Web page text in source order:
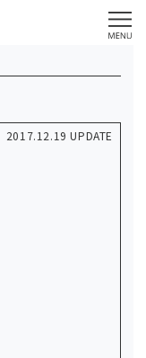
2017.12.19 UPDATE